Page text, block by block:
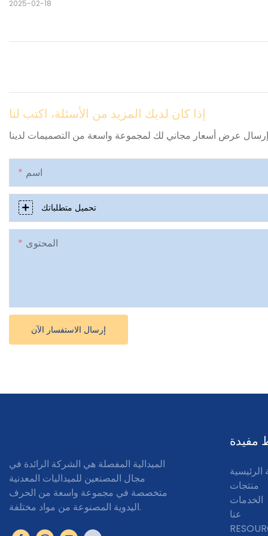
2025-02-18
إذا كان لديك المزيد من الأسئلة، اكتب لنا
اسم
تحميل متطلباتك
المحتوى
إرسال الاستفسار الآن
الميدالية المفصلة هي الشركة الرائدة في
مجال المصنعين للميداليات المعدنية
متخصصة في مجموعة واسعة من الحرف
اليدوية المصنوعة من مواد مختلفة.
مفيدة
منتجات
الخدمات
عنا